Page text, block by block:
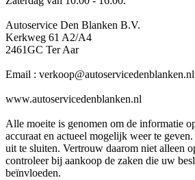
Autoservice Den Blanken B.V.
Kerkweg 61 A2/A4
2461GC Ter Aar
Email : verkoop@autoservicedenblanken.nl
www.autoservicedenblanken.nl
Alle moeite is genomen om de informatie
accuraat en actueel mogelijk weer te
uit te sluiten. Vertrouw daarom niet alleen
controleer bij aankoop de zaken die uw
beïnvloeden.